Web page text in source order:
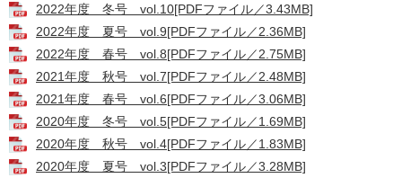
2022年度 冬号 vol.10[PDFファイル／3.43MB]
2022年度 夏号 vol.9[PDFファイル／2.36MB]
2022年度 春号 vol.8[PDFファイル／2.75MB]
2021年度 秋号 vol.7[PDFファイル／2.48MB]
2021年度 春号 vol.6[PDFファイル／3.06MB]
2020年度 冬号 vol.5[PDFファイル／1.69MB]
2020年度 秋号 vol.4[PDFファイル／1.83MB]
2020年度 夏号 vol.3[PDFファイル／3.28MB]